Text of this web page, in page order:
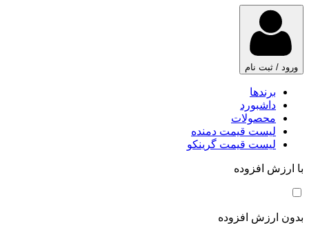
ورود / ثبت نام
برندها
داشبورد
محصولات
لیست قیمت دمنده
لیست قیمت گرینکو
با ارزش افزوده
بدون ارزش افزوده